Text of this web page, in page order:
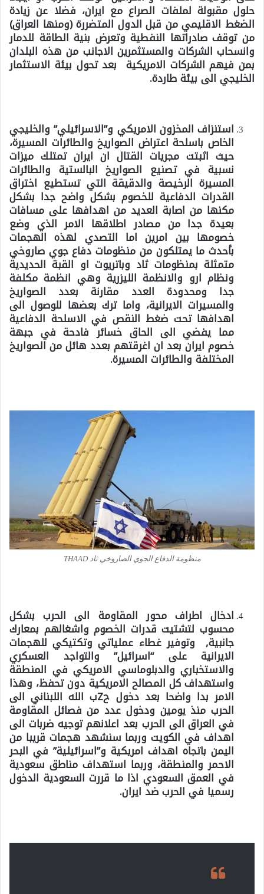
حلول مقبولة لملفات الصراع مع ايران، فضلا عن زيادة
الضغط الاقليمي من قبل الدول المتضررة (ومنها العراق)
من توقف صادراتها النفطية وتعرض بنية الطاقة للدمار
وانسحاب الشركات والمستثمرين الاجانب من هذه البلدان
بمن فيهم الشركات الامريكية بعد تحول بيئة الاستثمار
الخليجي الى بيئة طاردة.
استنزاف المخزون الامريكي و”الاسرائيلي” والخليجي
الخاص باسلحة اعتراض الصواريخ والطائرات المسيرة،
حيث اثبتت مجريات القتال ان ايران تمتلك ميزات
نسبية في تصنيع الصواريخ البالستية والطائرات
المسيرة الرخيصة والدقيقة التي تستطيع اختراق
القدرات الدفاعية للخصوم بشكل واضح جدا بشكل
مكنها من اصابة العديد من اهدافها على مسافات
بعيدة جدا من مصادر اطلاقها الامر الذي وضع
خصومها بين امرين اما التصدي لهذه الهجمات
بأحدث ما يمتلكون من منظومات دفاع جوي صاروخي
متمثلة بمنظومات ثاد وباتريوت او القبة الحديدية
ونظام ارو والانظمة الليزرية وهي انظمة مكلفة
جدا ومحدودة العدد مقارنة بعدد الصواريخ
والمسيرات الايرانية، واما ترك بعضها للوصول الى
اهدافها تحت ضغط النقص في الاسلحة الدفاعية
مما يفضي الى الحاق خسائر فادحة في جبهة
خصوم ايران بعد ان اغرقتهم بعدد هائل من الصواريخ
المختلفة والطائرات المسيرة.
منظومة الدفاع الجوي الصاروخي ثاد THAAD
ادخال اطراف محور المقاومة الى الحرب بشكل
محسوب لتشتيت قدرات الخصوم واشغالهم بمعارك
جانبية, وتوفير غطاء عملياتي وتكتيكي للهجمات
الايرانية على “اسرائيل” والتواجد العسكري
والاستخباري والدبلوماسي الامريكي في المنطقة
واستهداف كل المصالح الامريكية دون تحفظ، وهذا
الامر بدا واضحا بعد دخول حZب الله اللبناني الى
الحرب منذ يومين ودخول عدد من فصائل المقاومة
في العراق الى الحرب بعد اعلانهم توجيه ضربات الى
اهداف في الكويت وربما سنشهد هجمات قريبا من
اليمن باتجاه اهداف امريكية و”اسرائيلية” في البحر
الاحمر والمنطقة، وربما استهداف مناطق سعودية
في العمق السعودي اذا ما قررت السعودية الدخول
رسميا في الحرب ضد ايران.